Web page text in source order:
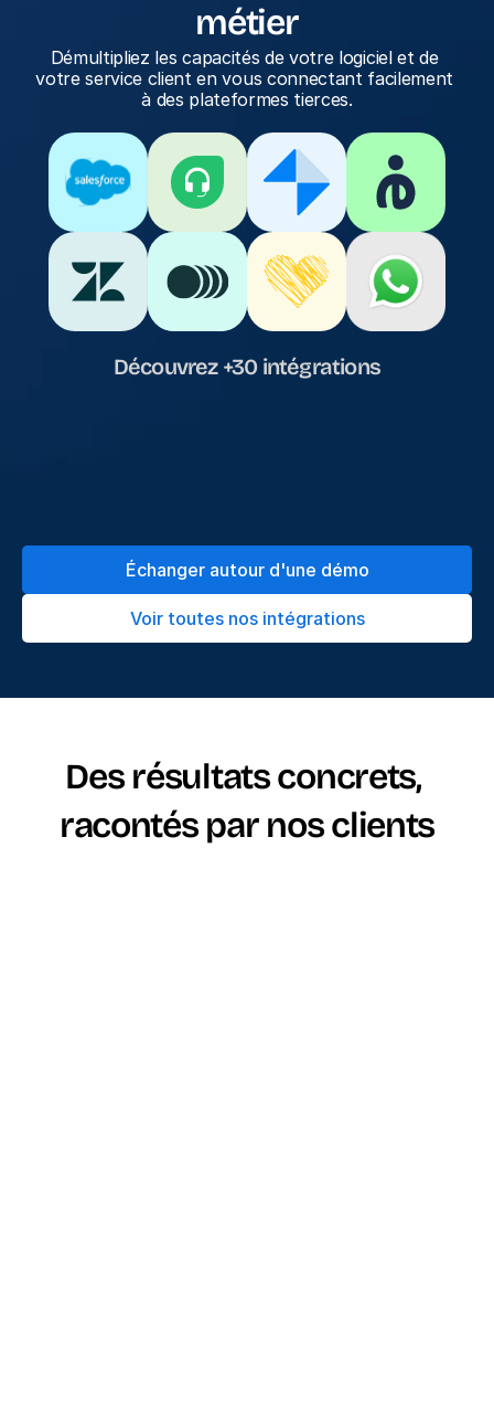
métier
Démultipliez les capacités de votre logiciel et de
votre service client en vous connectant facilement
à des plateformes tierces.
Découvrez +30 intégrations
Échanger autour d'une démo
Voir toutes nos intégrations
Des résultats concrets,
racontés par nos clients